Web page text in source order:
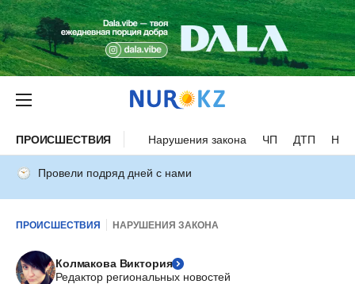
ПРОИСШЕСТВИЯ Нарушения закона ЧП ДТП
Провели подряд дней с нами
ПРОИСШЕСТВИЯ НАРУШЕНИЯ ЗАКОНА
Колмакова Виктория
Редактор региональных новостей